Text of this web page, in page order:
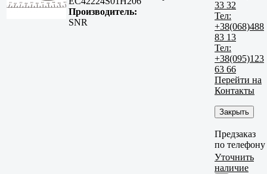
Производитель:
SNR
33 32
Тел:
+38(068)488
83 13
Тел:
+38(095)123
63 66
Перейти на
Контакты
Закрыть
Предзаказ
по телефону
Уточнить
наличие